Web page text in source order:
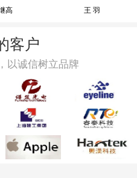
高 王 羽
客户
以诚信树立品牌